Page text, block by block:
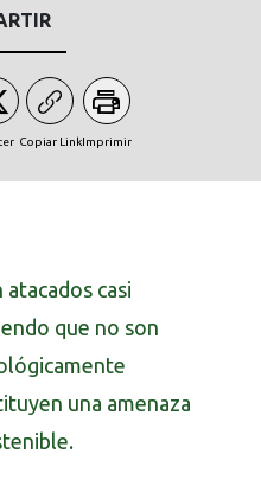
Copiar LinkImprimir
casi
que no son
una amenaza